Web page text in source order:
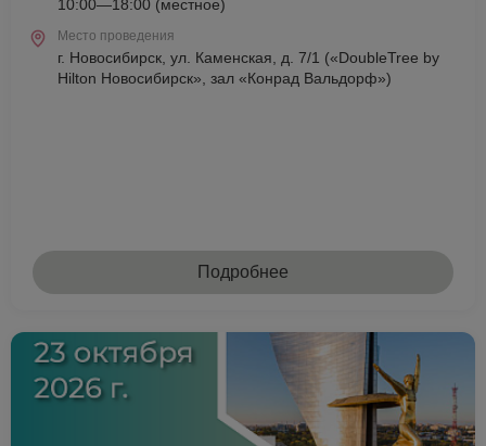
10:00—18:00 (местное)
Место проведения
г. Новосибирск, ул. Каменская, д. 7/1 («DoubleTree by
Hilton Новосибирск», зал «Конрад Вальдорф»)
Подробнее